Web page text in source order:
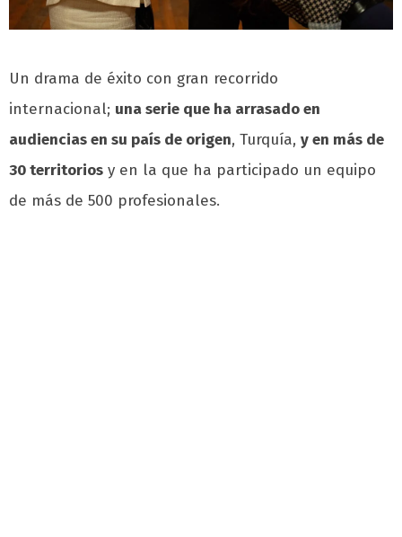
Un drama de éxito con gran recorrido
internacional; una serie que ha arrasado en
audiencias en su país de origen, Turquía, y en más de
30 territorios y en la que ha participado un equipo
de más de 500 profesionales.